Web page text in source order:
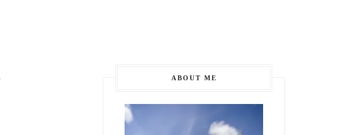
ABOUT ME